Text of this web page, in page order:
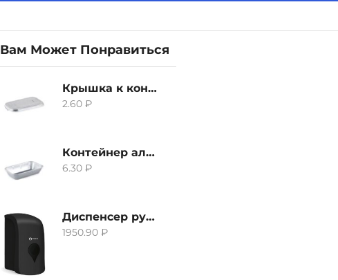
Вам Может Понравиться
Крышка к контейнеру алюминиевого 380мл
2.60₽
Контейнер алюминиевый 380мл
6.30₽
Диспенсер ручной для жидкого мыла Grass IT-0638, черный
1950.90₽